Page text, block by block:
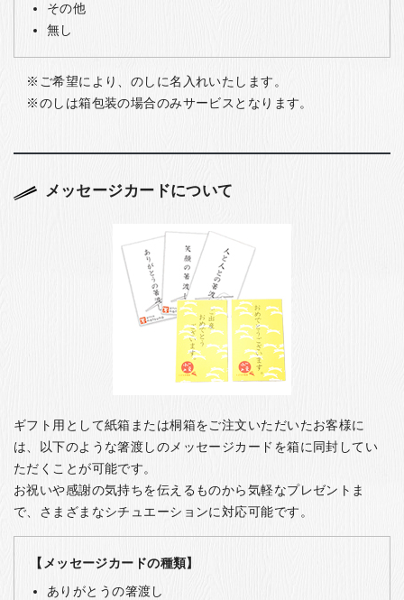
その他
無し
ご希望により、のしに名入れいたします。
のしは箱包装の場合のみサービスとなります。
メッセージカードについて
ギフト用として紙箱または桐箱をご注文いただいたお客様に
は、以下のような箸渡しのメッセージカードを箱に同封してい
ただくことが可能です。
お祝いや感謝の気持ちを伝えるものから気軽なプレゼントま
で、さまざまなシチュエーションに対応可能です。
【メッセージカードの種類】
ありがとうの箸渡し